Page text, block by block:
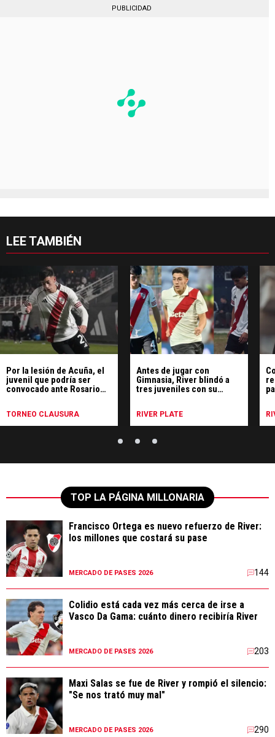
PUBLICIDAD
LEE TAMBIÉN
Por la lesión de Acuña, el
juvenil que podría ser
convocado ante Rosario
TORNEO CLAUSURA
Antes de jugar con
Gimnasia, River blindó a
tres juveniles con su
RIVER PLATE
TOP LA PÁGINA MILLONARIA
Francisco Ortega es nuevo refuerzo de River:
los millones que costará su pase
MERCADO DE PASES 2026 144
Colidio está cada vez más cerca de irse a
Vasco Da Gama: cuánto dinero recibiría River
MERCADO DE PASES 2026 203
Maxi Salas se fue de River y rompió el silencio:
"Se nos trató muy mal"
MERCADO DE PASES 2026 290